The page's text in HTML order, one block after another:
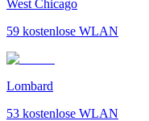
West Chicago
59 kostenlose WLAN
Lombard
53 kostenlose WLAN